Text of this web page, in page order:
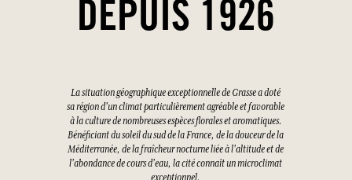
DEPUIS 1926
La situation géographique exceptionnelle de Grasse a doté
sa région d'un climat particulièrement agréable et favorable
à la culture de nombreuses espèces florales et aromatiques.
Bénéficiant du soleil du sud de la France, de la douceur de la
Méditerranée, de la fraîcheur nocturne liée à l'altitude et de
l'abondance de cours d'eau, la cité connaît un microclimat